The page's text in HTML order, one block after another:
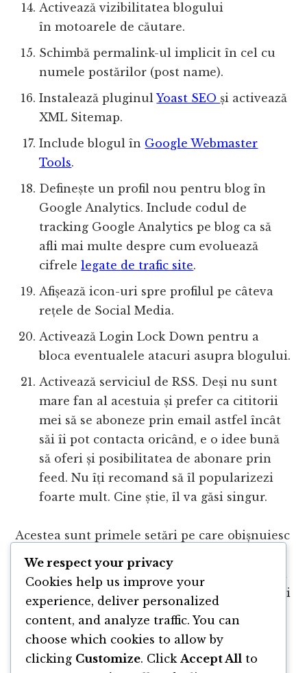
Activează vizibilitatea blogului
în motoarele de căutare.
Schimbă permalink-ul implicit în cel cu
numele postărilor (post name).
Instalează pluginulYoast SEO și activează
XML Sitemap.
Include blogul în Google Webmaster
Tools.
Definește un profil nou pentru blog în
Google Analytics. Include codul de
tracking Google Analytics pe blog ca să
afli mai multe despre cum evoluează
cifrelelegate de trafic site.
Afișează icon-uri spre profilul pe câteva
rețele de Social Media.
Activează Login Lock Down pentru a
bloca eventualele atacuri asupra blogului.
Activează serviciul de RSS. Deși nu sunt
mare fan al acestuia și prefer ca cititorii
mei să se aboneze prin email astfel încât
săi îi pot contacta oricând, e o idee bună
să oferi și posibilitatea de abonare prin
feed. Nu îți recomand să îl popularizezi
foarte mult. Cine știe, îl va găsi singur.
Acestea sunt primele setări pe care obișnuiesc
să le fac odată ce am pornit un nou blog în
WordPress. Care dintre acestea sau alte setări
cunoști tu și obișnuiești să le faci imediat ce ai
instalat WordPress?
We respect your privacy
Cookies help us improve your
experience, deliver personalized
content, and analyze traffic. You can
choose which cookies to allow by
clicking Customize. Click Accept All to